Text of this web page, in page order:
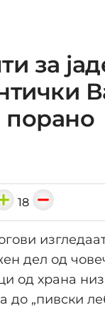
за
порано
18
дел од
од храна
„пивски